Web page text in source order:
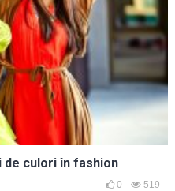
de culori în fashion
0 519